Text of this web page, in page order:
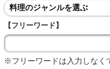
料理のジャンルを選ぶ
【フリーワード】
※フリーワードは入力しなく